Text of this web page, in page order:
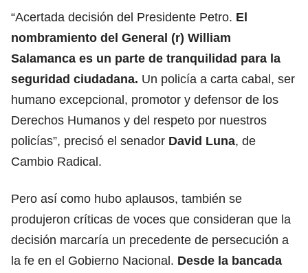
“Acertada decisión del Presidente Petro. El
nombramiento del General (r) William
Salamanca es un parte de tranquilidad para la
seguridad ciudadana. Un policía a carta cabal, ser
humano excepcional, promotor y defensor de los
Derechos Humanos y del respeto por nuestros
policías”, precisó el senador David Luna, de
Cambio Radical.
Pero así como hubo aplausos, también se
produjeron críticas de voces que consideran que la
decisión marcaría un precedente de persecución a
la fe en el Gobierno Nacional. Desde la bancada